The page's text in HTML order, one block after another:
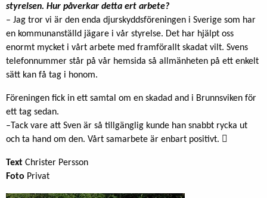
styrelsen. Hur påverkar detta ert arbete?
– Jag tror vi är den enda djurskyddsföreningen i Sverige som har
en kommunanställd jägare i vår styrelse. Det har hjälpt oss
enormt mycket i vårt arbete med framförallt skadat vilt. Svens
telefonnummer står på vår hemsida så allmänheten på ett enkelt
sätt kan få tag i honom.
Föreningen fick in ett samtal om en skadad and i Brunnsviken för
ett tag sedan.
–Tack vare att Sven är så tillgänglig kunde han snabbt rycka ut
och ta hand om den. Vårt samarbete är enbart positivt. 
Text Christer Persson
Foto Privat